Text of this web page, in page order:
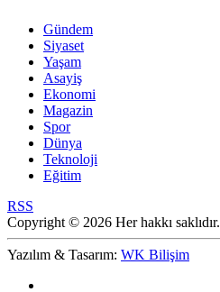
Gündem
Siyaset
Yaşam
Asayiş
Ekonomi
Magazin
Spor
Dünya
Teknoloji
Eğitim
RSS
Copyright © 2026 Her hakkı saklıdır.
Yazılım & Tasarım: WK Bilişim